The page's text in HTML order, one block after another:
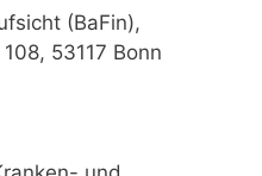
(BaFin),
53117 Bonn